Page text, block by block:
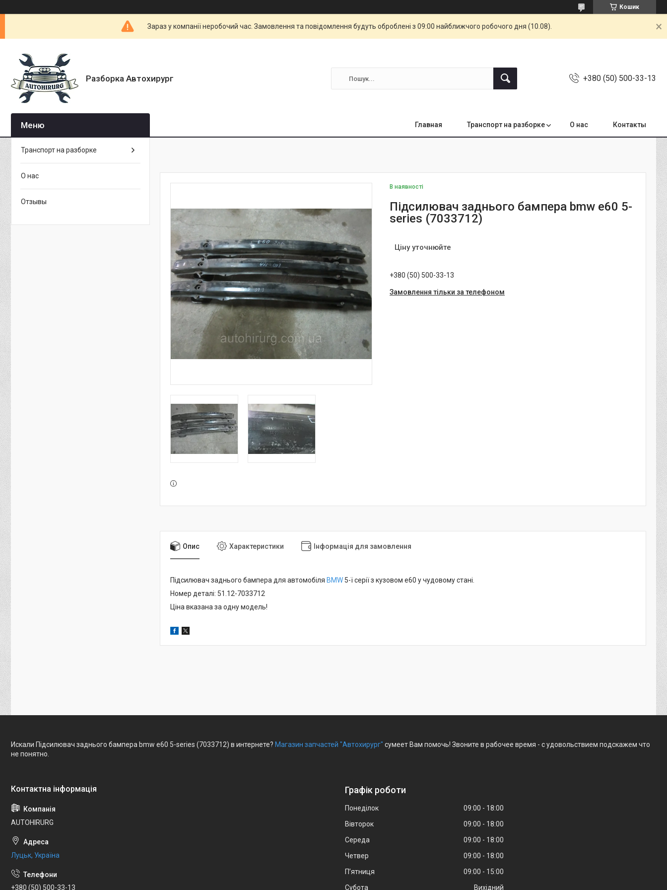
Кошик
Зараз у компанії неробочий час. Замовлення та повідомлення будуть оброблені з 09:00 найближчого робочого дня (10.08).
Разборка Автохирург +380 (50) 500-33-13
Главная Транспорт на разборке О нас Контакты
В наявності
Підсилювач заднього бампера bmw e60 5-
series (7033712)
Ціну уточнюйте
+380 (50) 500-33-13
Замовлення тільки за телефоном
Опис Характеристики Інформація для замовлення
Підсилювач заднього бампера для автомобіля BMW 5-ї серії з кузовом e60 у чудовому стані.
Номер деталі: 51.12-7033712
Ціна вказана за одну модель!
Транспорт на разборке
О нас
Отзывы
Искали Підсилювач заднього бампера bmw e60 5-series (7033712) в интернете? Магазин запчастей "Автохирург" сумеет Вам помочь! Звоните в рабочее время - с удовольствием подскажем что
не понятно.
AUTOHIRURG
Луцьк, Україна
+380 (50) 500-33-13
Графік роботи
Понеділок 09:00
18:00
Вівторок
09:00
18:00
Середа
09:00
18:00
Четвер
09:00
18:00
Пʼятниця
09:00
15:00
Субота
Вихідний